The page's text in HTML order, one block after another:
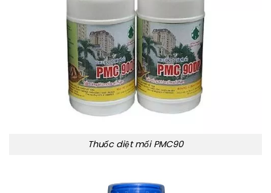
Thuốc diệt mối PMC90